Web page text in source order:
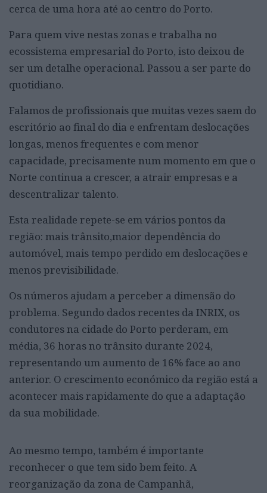
cerca de uma hora até ao centro do Porto.
Para quem vive nestas zonas e trabalha no
ecossistema empresarial do Porto, isto deixou de
ser um detalhe operacional. Passou a ser parte do
quotidiano.
Falamos de profissionais que muitas vezes saem do
escritório ao final do dia e enfrentam deslocações
longas, menos frequentes e com menor
capacidade, precisamente num momento em que o
Norte continua a crescer, a atrair empresas e a
descentralizar talento.
Esta realidade repete-se em vários pontos da
região: mais trânsito,maior dependência do
automóvel, mais tempo perdido em deslocações e
menos previsibilidade.
Os números ajudam a perceber a dimensão do
problema. Segundo dados recentes da INRIX, os
condutores na cidade do Porto perderam, em
média, 36 horas no trânsito durante 2024,
representando um aumento de 16% face ao ano
anterior. O crescimento económico da região está a
acontecer mais rapidamente do que a adaptação
da sua mobilidade.
Ao mesmo tempo, também é importante
reconhecer o que tem sido bem feito. A
reorganização da zona de Campanhã,